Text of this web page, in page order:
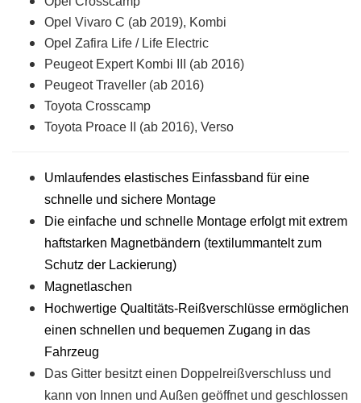
Opel Vivaro C (ab 2019), Kombi
Opel Zafira Life / Life Electric
Peugeot Expert Kombi III (ab 2016)
Peugeot Traveller (ab 2016)
Toyota Crosscamp
Toyota Proace II (ab 2016), Verso
Umlaufendes elastisches Einfassband für eine
schnelle und sichere Montage
Die einfache und schnelle Montage erfolgt mit extrem
haftstarken Magnetbändern (textilummantelt zum
Schutz der Lackierung)
Magnetlaschen
Hochwertige Qualtitäts-Reißverschlüsse ermöglichen
einen schnellen und bequemen Zugang in das
Fahrzeug
Das Gitter besitzt einen Doppelreißverschluss und
kann von Innen und Außen geöffnet und geschlossen